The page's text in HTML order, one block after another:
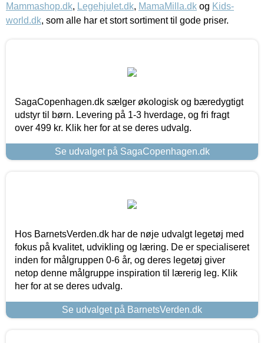
Mammashop.dk, Legehjulet.dk, MamaMilla.dk og Kids-
world.dk, som alle har et stort sortiment til gode priser.
SagaCopenhagen.dk sælger økologisk og bæredygtigt
udstyr til børn. Levering på 1-3 hverdage, og fri fragt
over 499 kr. Klik her for at se deres udvalg.
Se udvalget på SagaCopenhagen.dk
Hos BarnetsVerden.dk har de nøje udvalgt legetøj med
fokus på kvalitet, udvikling og læring. De er specialiseret
inden for målgruppen 0-6 år, og deres legetøj giver
netop denne målgruppe inspiration til lærerig leg. Klik
her for at se deres udvalg.
Se udvalget på BarnetsVerden.dk